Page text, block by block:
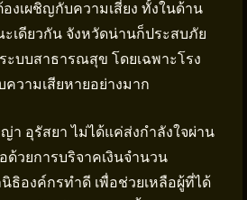
งเผชิญกับความเสี่ยง ทั้งในด้าน
เดียวกัน จังหวัดน่านก็ประสบภัย
บบสาธารณสุข โดยเฉพาะโรง
วามเสียหายอย่างมาก
า อุรัสยา ไม่ได้แค่ส่งกำลังใจผ่าน
ด้วยการบริจาคเงินจำนวน
ธิองค์กรทำดี เพื่อช่วยเหลือผู้ที่ได้